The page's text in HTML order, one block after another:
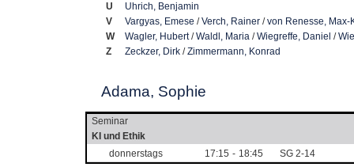
U
Uhrich, Benjamin
V
Vargyas, Emese /Verch, Rainer /von Renesse, Max-
W
Wagler, Hubert/Waldl, Maria /Wiegreffe, Daniel /
Z
Zeckzer, Dirk /Zimmermann, Konrad
Adama, Sophie
Seminar
KI und Ethik
donnerstags
17:15 - 18:45 SG 2-14